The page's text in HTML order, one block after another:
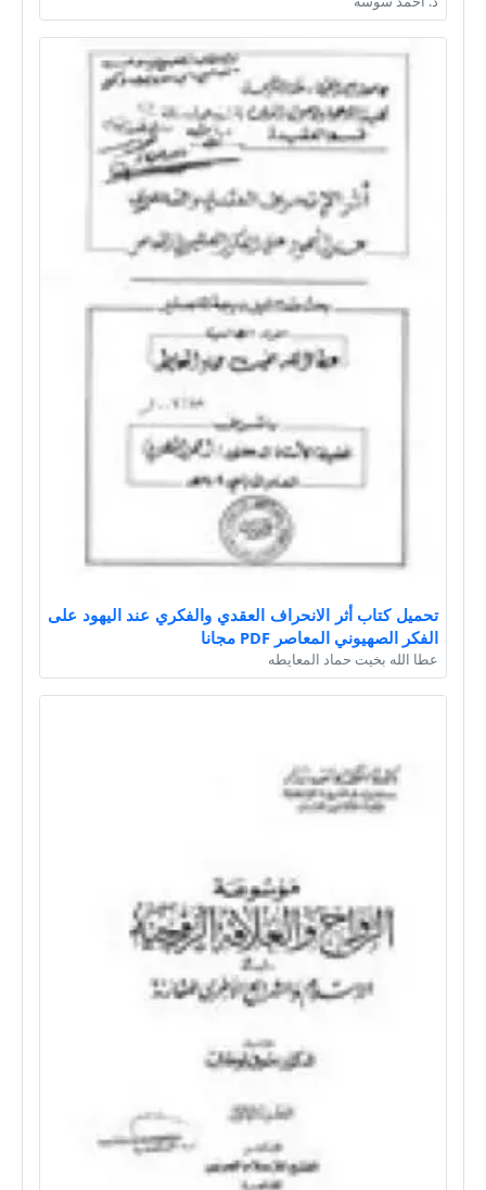
تحميل كتاب أثر الانحراف العقدي والفكري عند اليهود على
الفكر الصهيوني المعاصر PDF مجانا
عطا الله بخيت حماد المعايطه